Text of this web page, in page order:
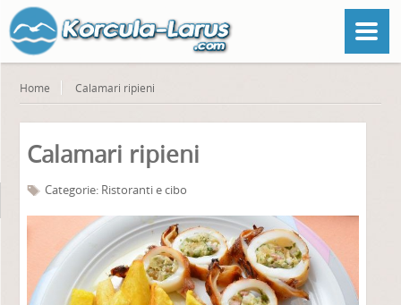
Home Calamari ripieni
Calamari ripieni
Categorie: Ristoranti e cibo